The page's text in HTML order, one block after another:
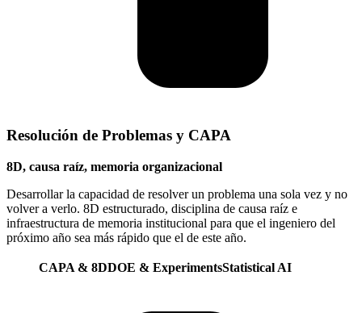
Resolución de Problemas y CAPA
8D, causa raíz, memoria organizacional
Desarrollar la capacidad de resolver un problema una sola vez y no
volver a verlo. 8D estructurado, disciplina de causa raíz e
infraestructura de memoria institucional para que el ingeniero del
próximo año sea más rápido que el de este año.
CAPA & 8DDOE & ExperimentsStatistical AI